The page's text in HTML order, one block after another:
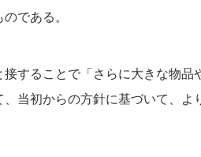
である。
することで「さらに大きな物品
当初からの方針に基づいて、よ